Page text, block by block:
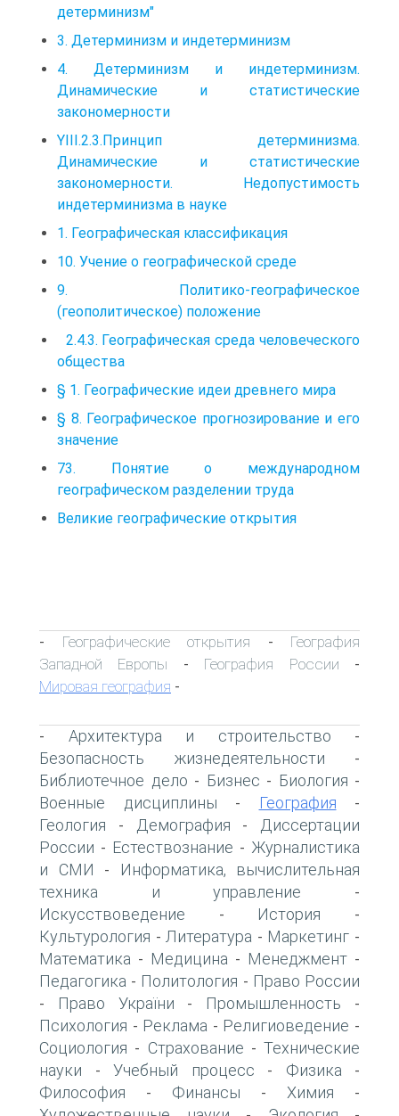
детерминизм"
3. Детерминизм и индетерминизм
4. Детерминизм и индетерминизм.
Динамические и статистические
закономерности
YIII.2.3.Принцип детерминизма.
Динамические и статистические
закономерности. Недопустимость
индетерминизма в науке
1. Географическая классификация
10. Учение о географической среде
9. Политико-географическое
(геополитическое) положение
2.4.3. Географическая среда человеческого
общества
§ 1. Географические идеи древнего мира
§ 8. Географическое прогнозирование и его
значение
73. Понятие о международном
географическом разделении труда
Великие географические открытия
- Географические открытия - География
Западной Европы - География России -
Мировая география -
- Архитектура и строительство -
Безопасность жизнедеятельности -
Библиотечное дело - Бизнес - Биология -
Военные дисциплины - География -
Геология - Демография -
Диссертации
России - Естествознание - Журналистика
и СМИ -
Информатика, вычислительная
техника и управление -
Искусствоведение - История -
Культурология - Литература - Маркетинг -
Математика - Медицина - Менеджмент -
Педагогика - Политология - Право России
- Право України - Промышленность -
Психология - Реклама - Религиоведение -
Социология - Страхование - Технические
науки - Учебный процесс - Физика -
Философия - Финансы - Химия -